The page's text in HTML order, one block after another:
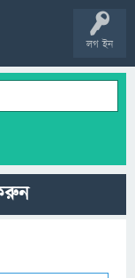
লগ ইন